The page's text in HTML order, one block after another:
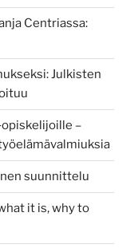
Centriassa:
Julkisten
–
suunnittelu
it is, why to